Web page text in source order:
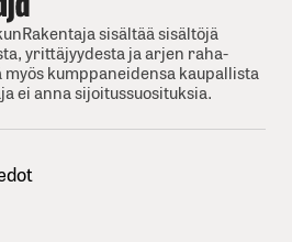
sisältää sisältöjä
yrittäjyydesta ja arjen raha-
myös kumppaneidensa kaupallista
ei anna sijoitussuosituksia.